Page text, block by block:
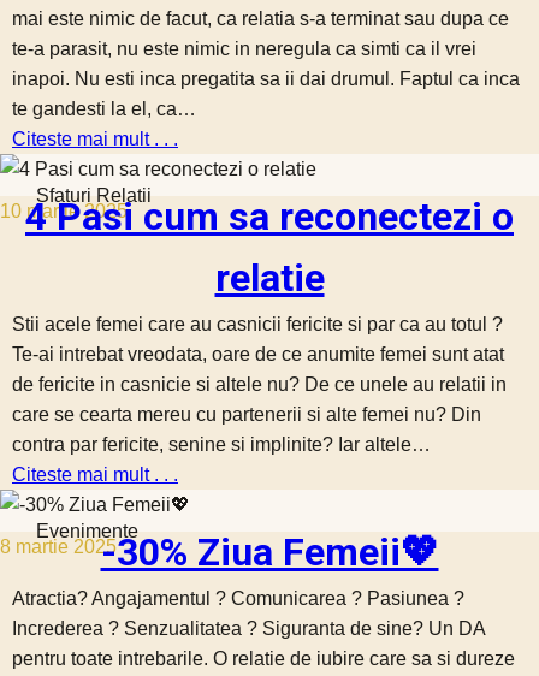
mai este nimic de facut, ca relatia s-a terminat sau dupa ce
te-a parasit, nu este nimic in neregula ca simti ca il vrei
inapoi. Nu esti inca pregatita sa ii dai drumul. Faptul ca inca
te gandesti la el, ca…
Citeste mai mult . . .
10 martie 2025
Sfaturi Relatii
4 Pasi cum sa reconectezi o
relatie
Stii acele femei care au casnicii fericite si par ca au totul ?
Te-ai intrebat vreodata, oare de ce anumite femei sunt atat
de fericite in casnicie si altele nu? De ce unele au relatii in
care se cearta mereu cu partenerii si alte femei nu? Din
contra par fericite, senine si implinite? Iar altele…
Citeste mai mult . . .
8 martie 2025
Evenimente-30% Ziua Femeii💖
Atractia? Angajamentul ? Comunicarea ? Pasiunea ?
Increderea ? Senzualitatea ? Siguranta de sine? Un DA
pentru toate intrebarile. O relatie de iubire care sa si dureze